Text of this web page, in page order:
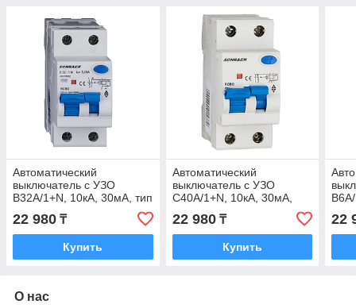
Автоматический
выключатель с УЗО
B32А/1+N, 10кА, 30мА, тип
22 980 ₸
Купить
Автоматический
выключатель с УЗО
C40А/1+N, 10кА, 30мА,
22 980₸
Купить
22
О нас